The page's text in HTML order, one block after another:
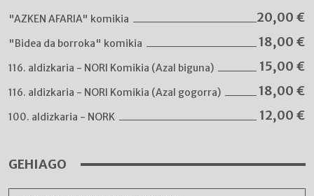
"AZKEN AFARIA" komikia 20,00 €
"Bidea da borroka" komikia 18,00 €
116. aldizkaria - NORI Komikia (Azal biguna) 15,00 €
116. aldizkaria - NORI Komikia (Azal gogorra) 18,00 €
100. aldizkaria - NORK 12,00 €
GEHIAGO